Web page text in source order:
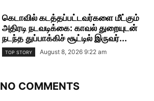
கெடாவில் கடத்தப்பட்டவர்களை மீட்கும்
அதிரடி நடவடிக்கை: காவல் துறையுடன்
நடந்த துப்பாக்கிச் சூட்டில் இருவர்...
TOP STORY August 8, 2026 9:22 am
NO COMMENTS